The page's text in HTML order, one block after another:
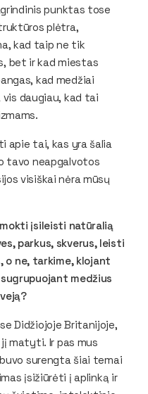
punktas tose
plėtra,
kad taip ne tik
bet ir kad miestas
kad medžiai
daugiau, kad tai
apie tai, kas yra šalia
tavo neapgalvotos
visiškai nėra mūsų
įsileisti natūralią
parkus, skverus, leisti
ne, tarkime, klojant
medžius
Didžiojoje Britanijoje,
matyti. Ir pas mus
surengta šiai temai
įsižiūrėti į aplinką ir